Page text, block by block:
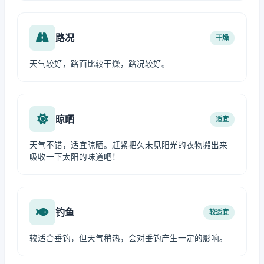
路况 干燥
天气较好，路面比较干燥，路况较好。
晾晒 适宜
天气不错，适宜晾晒。赶紧把久未见阳光的衣物搬出来
吸收一下太阳的味道吧！
钓鱼 较适宜
较适合垂钓，但天气稍热，会对垂钓产生一定的影响。